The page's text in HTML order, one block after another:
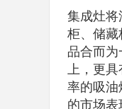
集成灶
柜、储
品合而
上，更
率的吸
的市场